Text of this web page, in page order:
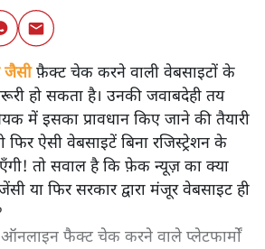
जैसीफ़ैक्ट चेक करने वाली वेबसाइटों के
हो सकता है। उनकी जवाबदेही तय
में इसका प्रावधान किए जाने की तैयारी
फिर ऐसी वेबसाइटें बिना रजिस्ट्रेशन के
तो सवाल है कि फ़ेक न्यूज़ का क्या
या फिर सरकार द्वारा मंजूर वेबसाइट ही
ऑनलाइन फैक्ट चेक करने वाले प्लेटफार्मों